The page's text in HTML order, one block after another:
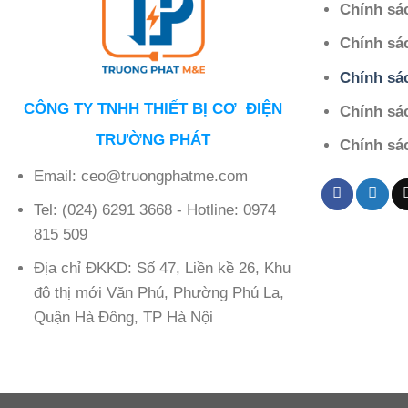
CÔNG TY TNHH THIẾT BỊ CƠ ĐIỆN
TRƯỜNG PHÁT
Email: ceo@truongphatme.com
Tel: (024) 6291 3668 - Hotline: 0974
815 509
Địa chỉ ĐKKD: Số 47, Liền kề 26, Khu
đô thị mới Văn Phú, Phường Phú La,
Quận Hà Đông, TP Hà Nội
Chính
Chính
Chính
Chính
Chính